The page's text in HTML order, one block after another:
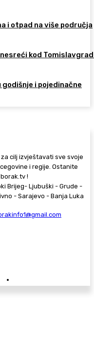
i otpad na više područja
kod
godišnje i pojedinačne
cilj izvještavati sve svoje
i regije. Ostanite
!
Brijeg- Ljubuški - Grude -
- Sarajevo - Banja Luka